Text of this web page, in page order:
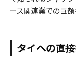
ース関連業での巨
タイへの直